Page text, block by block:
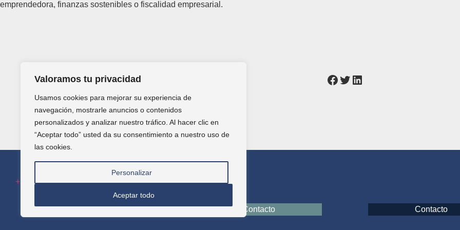
Valoramos tu privacidad
Usamos cookies para mejorar su experiencia de
navegación, mostrarle anuncios o contenidos
personalizados y analizar nuestro tráfico. Al hacer clic en
“Aceptar todo” usted da su consentimiento a nuestro uso de
las cookies.
Personalizar
Aceptar todo
emprendedora, finanzas sostenibles o fiscalidad empresarial.
+34 616 98 00 86|formacion@febf.org
Contacto Contacto